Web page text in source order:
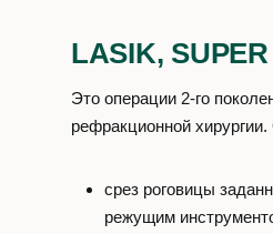
LASIK,
Это операции 2-го
рефракционной
срез роговицы
режущим